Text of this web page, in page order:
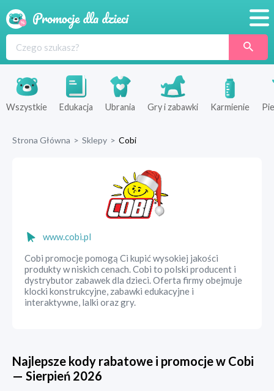
Produkty
Sklepy
Wszystkie Edukacja Ubrania Gry i zabawki Karmienie
Strona Główna > Sklepy > Cobi
www.cobi.pl
Cobi promocje pomogą Ci kupić wysokiej jakości
produkty w niskich cenach. Cobi to polski producent i
dystrybutor zabawek dla dzieci. Oferta firmy obejmuje
klocki konstrukcyjne, zabawki edukacyjne i
interaktywne, lalki oraz gry.
Najlepsze kody rabatowe i promocje w Cobi
— Sierpień 2026